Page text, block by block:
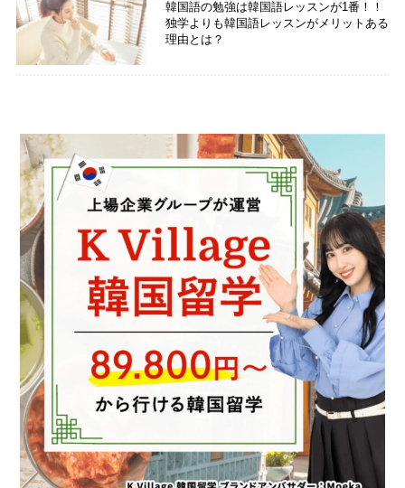
韓国語の勉強は韓国語レッスンが1番！！
独学よりも韓国語レッスンがメリットある
理由とは？